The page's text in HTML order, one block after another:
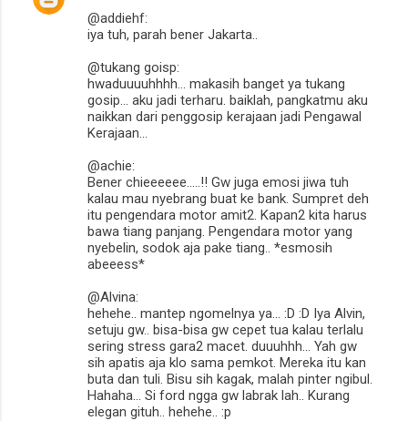
@addiehf:
iya tuh, parah bener Jakarta..
@tukang goisp:
hwaduuuuhhhh... makasih banget ya tukang
gosip... aku jadi terharu. baiklah, pangkatmu aku
naikkan dari penggosip kerajaan jadi Pengawal
Kerajaan...
@achie:
Bener chieeeeee.....!! Gw juga emosi jiwa tuh
kalau mau nyebrang buat ke bank. Sumpret deh
itu pengendara motor amit2. Kapan2 kita harus
bawa tiang panjang. Pengendara motor yang
nyebelin, sodok aja pake tiang.. *esmosih
abeeess*
@Alvina:
hehehe.. mantep ngomelnya ya... :D :D Iya Alvin,
setuju gw.. bisa-bisa gw cepet tua kalau terlalu
sering stress gara2 macet. duuuhhh... Yah gw
sih apatis aja klo sama pemkot. Mereka itu kan
buta dan tuli. Bisu sih kagak, malah pinter ngibul.
Hahaha... Si ford ngga gw labrak lah.. Kurang
elegan gituh.. hehehe.. :p